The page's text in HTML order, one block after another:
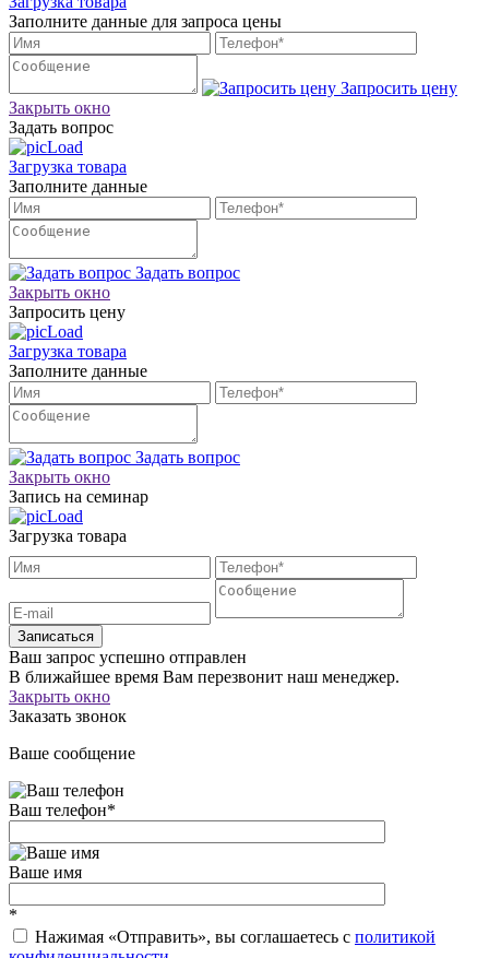
Заполните данные для запроса цены
Запросить цену
Закрыть окно
Задать вопрос
Загрузка товара
Заполните данные
Задать вопрос
Закрыть окно
Запросить цену
Загрузка товара
Заполните данные
Задать вопрос
Закрыть окно
Запись на семинар
Загрузка товара
Записаться
Ваш запрос успешно отправлен
В ближайшее время Вам перезвонит наш менеджер.
Закрыть окно
Заказать звонок
Ваше сообщение
Ваш телефон*
Ваше имя
*
Нажимая «Отправить», вы соглашаетесь c политикой